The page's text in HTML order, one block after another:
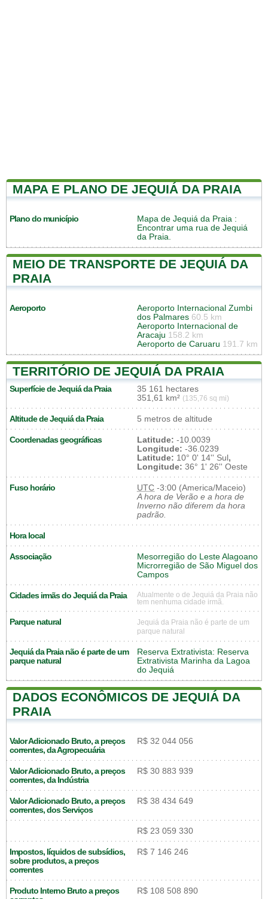
MAPA E PLANO DE JEQUIÁ DA PRAIA
Plano do município Mapa de Jequiá da Praia :
Encontrar uma rua de Jequiá
da Praia.
MEIO DE TRANSPORTE DE JEQUIÁ DA
PRAIA
Aeroporto
Aeroporto Internacional Zumbi
dos Palmares 60.5 km
Aeroporto Internacional de
Aracaju 158.2 km
Aeroporto de Caruaru 191.7 km
TERRITÓRIO DE JEQUIÁ DA PRAIA
Superfície de Jequiá da Praia
35 161 hectares
351,61 km² (135,76 sq mi)
Altitude de Jequiá da Praia 5 metros de altitude
Coordenadas geográficas Latitude: -10.0039
Longitude: -36.0239
Latitude: 10° 0' 14'' Sul,
Longitude: 36° 1' 26'' Oeste
Fuso horário UTC -3:00 (America/Maceio)
A hora de Verão e a hora de
Inverno não diferem da hora
padrão.
Hora local
Associação
Mesorregião do Leste Alagoano
Microrregião de São Miguel dos
Campos
Cidades irmãs do Jequiá da Praia
Atualmente o de Jequiá da Praia não
tem nenhuma cidade irmã.
Parque natural
Jequiá da Praia não é parte de um
parque natural
Jequiá da Praia não é parte de um
parque natural
Reserva Extrativista: Reserva
Extrativista Marinha da Lagoa
do Jequiá
DADOS ECONÔMICOS DE JEQUIÁ DA
PRAIA
Valor Adicionado Bruto, a preços
correntes, da Agropecuária
R$ 32 044 056
Valor Adicionado Bruto, a preços
correntes, da Indústria
R$ 30 883 939
Valor Adicionado Bruto, a preços
correntes, dos Serviços
R$ 38 434 649
R$ 23 059 330
Impostos, líquidos de subsídios,
sobre produtos, a preços
correntes
R$ 7 146 246
Produto Interno Bruto a preços
R$ 108 508 890